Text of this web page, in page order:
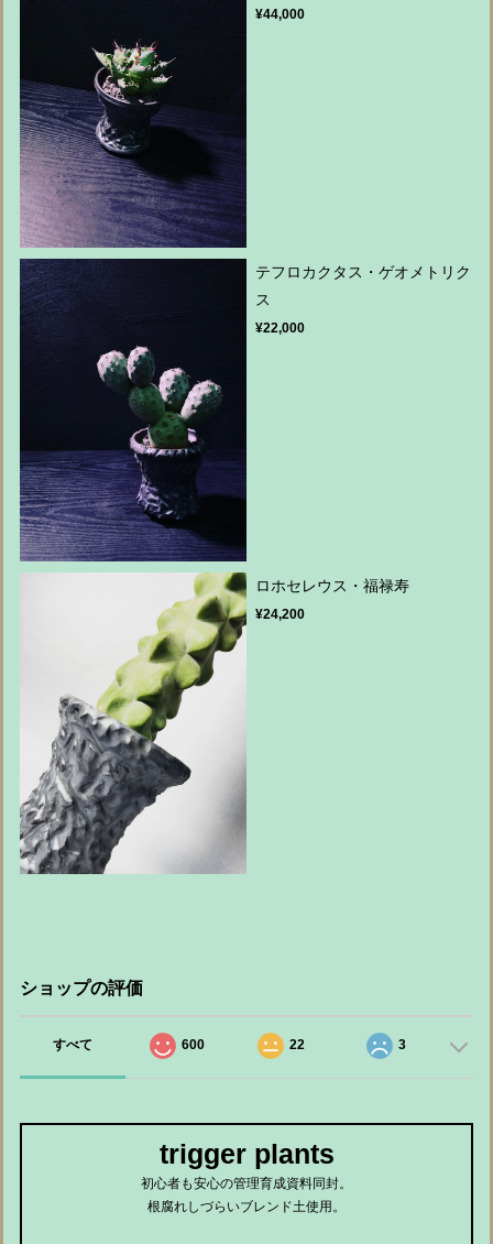
¥44,000
テフロカクタス・ゲオメトリク
ス
¥22,000
ロホセレウス・福禄寿
¥24,200
ショップの評価
すべて 600 22 3
trigger plants
初心者も安心の管理育成資料同封。
根腐れしづらいブレンド土使用。